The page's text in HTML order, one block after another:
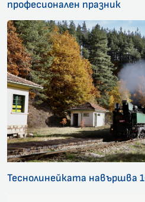
професионален празник
Теснолинейката навършва